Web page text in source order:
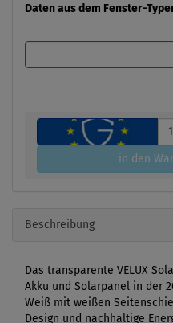
Daten aus dem Fenster-
in den
Beschreibung
Das transparente VELUX
Akku und Solarpanel in der
Weiß mit weißen
Design und nachhaltige